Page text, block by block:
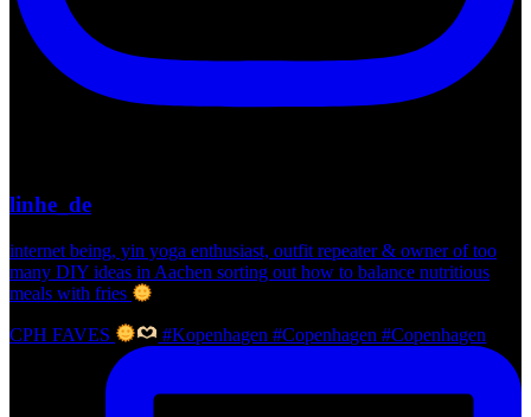
linhe_de
internet being, yin yoga enthusiast, outfit repeater & owner of too
many DIY ideas in Aachen sorting out how to balance nutritious
meals with fries
CPH FAVES #Kopenhagen #Copenhagen #Copenhagen